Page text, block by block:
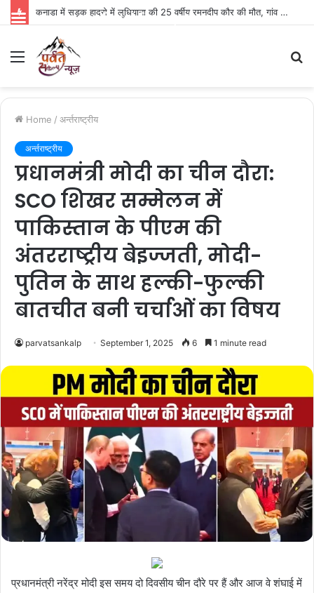
कनाडा में सड़क हादसे में लुधियाना की 25 वर्षीय रमनदीप कौर की मौत, गांव में पसरा मातम
Menu
Home / अर्न्तराष्ट्रीय
अर्न्तराष्ट्रीय
प्रधानमंत्री मोदी का चीन दौरा:
SCO शिखर सम्मेलन में
पाकिस्तान के पीएम की
अंतरराष्ट्रीय बेइज्जती, मोदी-
पुतिन के साथ हल्की-फुल्की
बातचीत बनी चर्चाओं का विषय
parvatsankalp September 1, 2025 6 1 minute read
प्रधानमंत्री नरेंद्र मोदी इस समय दो दिवसीय चीन दौरे पर हैं और आज वे शंघाई में
Parvat Sankalp News